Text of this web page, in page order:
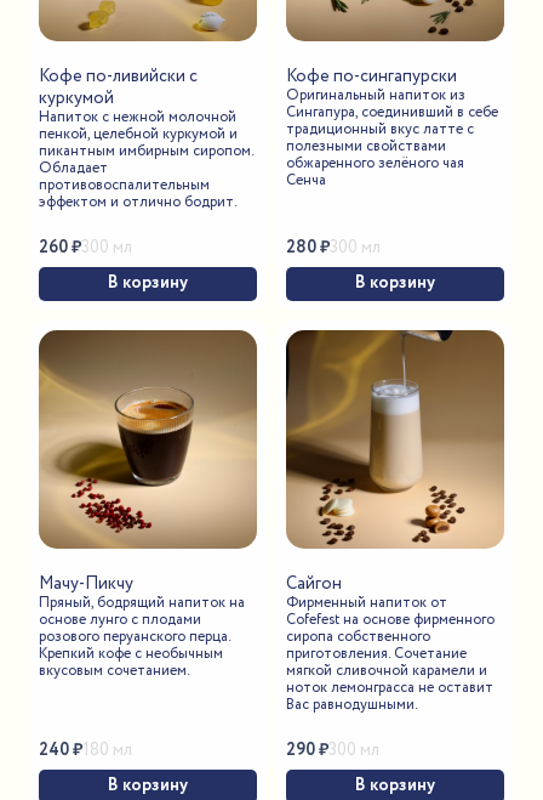
Кофе по-ливийски с
куркумой
Напиток с нежной молочной
пенкой, целебной куркумой и
пикантным имбирным сиропом.
Обладает
противовоспалительным
эффектом и отлично бодрит.
260₽300 мл
В корзину
Кофе по-сингапурски
Оригинальный напиток из
Сингапура, соединивший в себе
традиционный вкус латте с
полезными свойствами
обжаренного зелёного чая
Сенча
280₽300 мл
В корзину
Мачу-Пикчу
Пряный, бодрящий напиток на
основе лунго с плодами
розового перуанского перца.
Крепкий кофе с необычным
вкусовым сочетанием.
240₽180 мл
В корзину
Сайгон
Фирменный напиток от
Cofefest на основе фирменного
сиропа собственного
приготовления. Сочетание
мягкой сливочной карамели и
ноток лемонграсса не оставит
Вас равнодушными.
290₽300 мл
В корзину